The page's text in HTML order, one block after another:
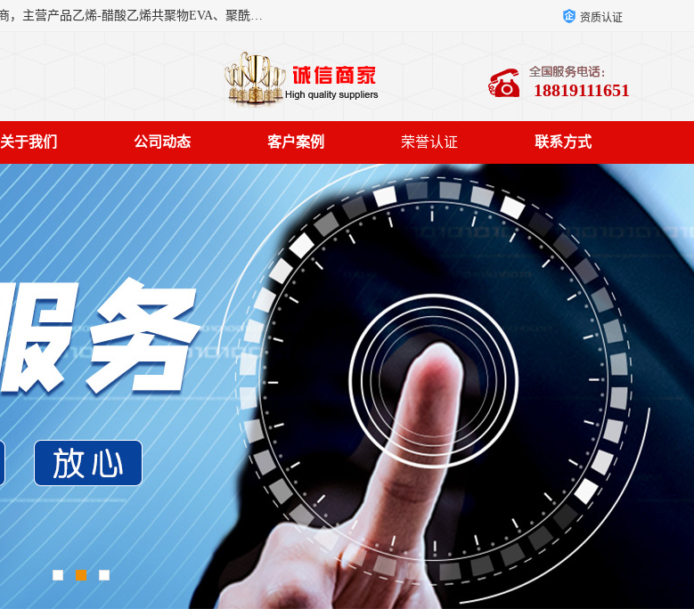
东莞市恒屹国际贸易有限公司（简称：恒屹国际）是一家石化原料综合营销服务商，主营产品乙烯-醋酸乙烯共聚物EVA、聚酰胺PA（尼龙）、醚酯型热塑弹性体TPEE等，公司秉承以市场为导向的战略思想，致力于大宗石化原料在中国市场的营销服务业务，为客户提供一站式的全面服务。 资质认证
18819111651
关于我们 公司动态 客户案例 荣誉认证 联系方式